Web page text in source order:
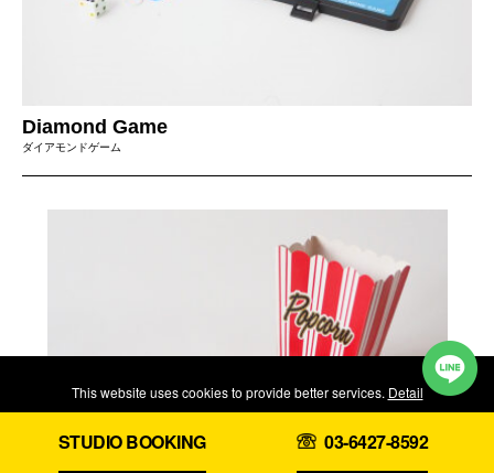
Diamond Game
ダイアモンドゲーム
STUDIO BOOKING 03-6427-8592
This website uses cookies to provide better services. Detail
Accept